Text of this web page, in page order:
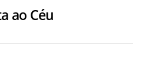
ao Céu